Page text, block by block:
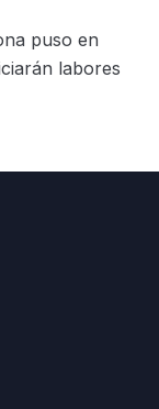
puso en
labores